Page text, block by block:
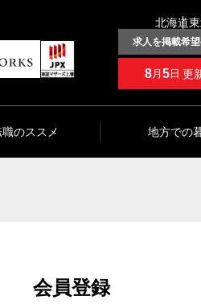
北海道
求人を掲載希
8月 5日 更
のススメ 地方での
会員登録